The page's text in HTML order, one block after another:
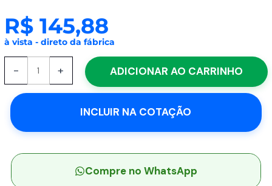
R$145,88
à vista - direto da fábrica
-
Driver
LED
6-
Saída
+ ADICIONAR AO CARRINHO
INCLUIR NA COTAÇÃO
Compre no WhatsApp